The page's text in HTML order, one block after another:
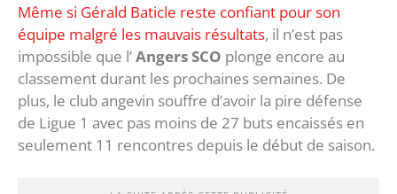
Même si Gérald Baticle reste confiant pour son
équipe malgré les mauvais résultats, il n’est pas
impossible que l’Angers SCO plonge encore au
classement durant les prochaines semaines. De
plus, le club angevin souffre d’avoir la pire défense
de Ligue 1 avec pas moins de 27 buts encaissés en
seulement 11 rencontres depuis le début de saison.